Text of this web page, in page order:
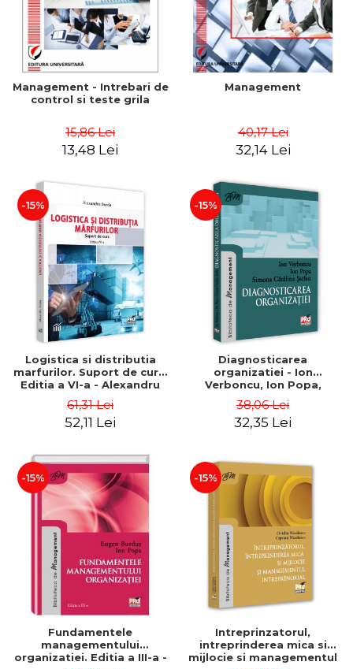
Management - Intrebari de
control si teste grila
15,86 Lei
13,48 Lei
Management
40,17 Lei
32,14 Lei
-15%
Logistica si distributia
marfurilor. Suport de curs.
Editia a VI-a - Alexandru
61,31 Lei
52,11 Lei
-15%
Diagnosticarea
organizatiei - Ion
Verboncu, Ion Popa,
38,06 Lei
32,35 Lei
-15%
Fundamentele
managementului
organizatiei. Editia a III-a -
-15%
Intreprinzatorul,
intreprinderea mica si
mijlocie si managementul